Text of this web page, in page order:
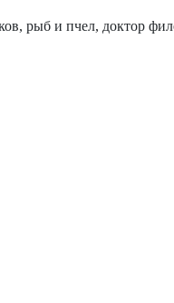
рыб и пчел, доктор